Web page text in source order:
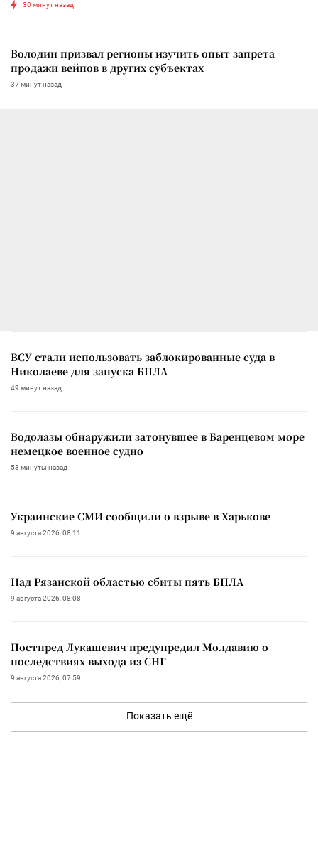
30 минут назад
Володин призвал регионы изучить опыт запрета
продажи вейпов в других субъектах
37 минут назад
ВСУ стали использовать заблокированные суда в
Николаеве для запуска БПЛА
49 минут назад
Водолазы обнаружили затонувшее в Баренцевом море
немецкое военное судно
53 минуты назад
Украинские СМИ сообщили о взрыве в Харькове
9 августа 2026, 08:11
Над Рязанской областью сбиты пять БПЛА
9 августа 2026, 08:08
Постпред Лукашевич предупредил Молдавию о
последствиях выхода из СНГ
9 августа 2026, 07:59
Показать ещё